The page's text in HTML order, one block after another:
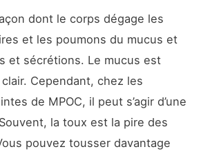
dont le corps dégage les
et les poumons du mucus et
et sécrétions. Le mucus est
Cependant, chez les
de MPOC, il peut s’agir d’une
la toux est la pire des
pouvez tousser davantage